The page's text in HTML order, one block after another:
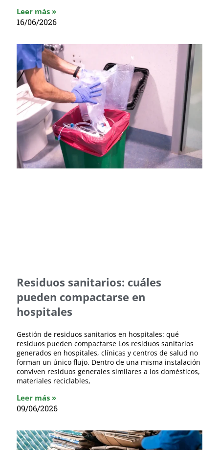
Leer más »
16/06/2026
Residuos sanitarios: cuáles
pueden compactarse en
hospitales
Gestión de residuos sanitarios en hospitales: qué
residuos pueden compactarse Los residuos sanitarios
generados en hospitales, clínicas y centros de salud no
forman un único flujo. Dentro de una misma instalación
conviven residuos generales similares a los domésticos,
materiales reciclables,
Leer más »
09/06/2026